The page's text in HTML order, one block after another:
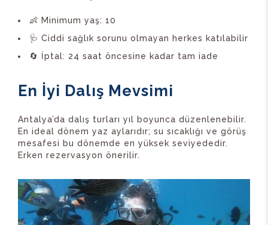
👶 Minimum yaş: 10
🩺 Ciddi sağlık sorunu olmayan herkes katılabilir
🔄 İptal: 24 saat öncesine kadar tam iade
En İyi Dalış Mevsimi
Antalya’da dalış turları yıl boyunca düzenlenebilir.
En ideal dönem yaz aylarıdır; su sıcaklığı ve görüş
mesafesi bu dönemde en yüksek seviyededir.
Erken rezervasyon önerilir.